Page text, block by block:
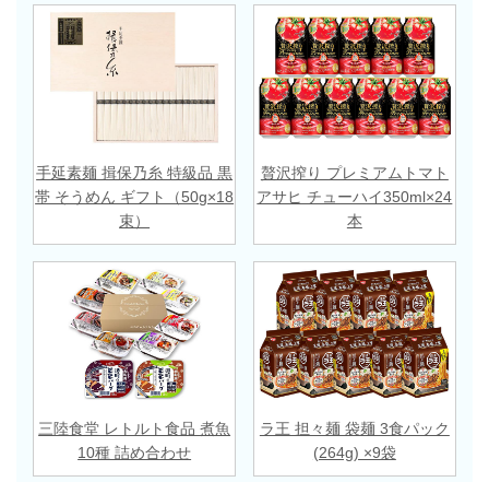
手延素麺 揖保乃糸 特級品 黒
帯 そうめん ギフト（50g×18
束）
贅沢搾り プレミアムトマト
アサヒ チューハイ350ml×24
本
三陸食堂 レトルト食品 煮魚
10種 詰め合わせ
ラ王 担々麺 袋麺 3食パック
(264g) ×9袋